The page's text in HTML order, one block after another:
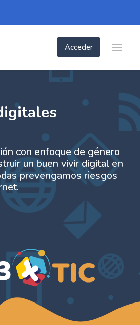
Acceder
humanos |
humanos
con enfoque de género
un buen vivir digital en
prevengamos riesgos